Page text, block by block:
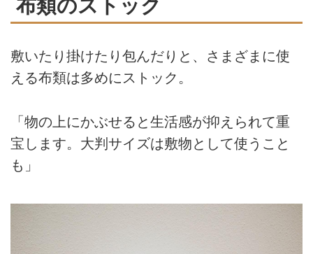
布類のストック
敷いたり掛けたり包んだりと、さまざまに使
える布類は多めにストック。
「物の上にかぶせると生活感が抑えられて重
宝します。大判サイズは敷物として使うこと
も」